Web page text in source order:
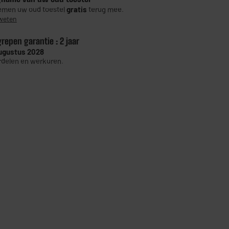
uw oud toestel gratis terug mee.
garantie : 2 jaar
2028
en werkuren.